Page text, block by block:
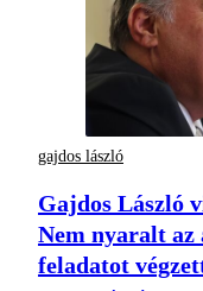
gajdos lászló
Gajdos László
Nem nyaralt az
feladatot